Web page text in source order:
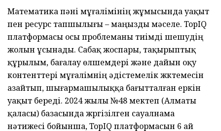
Математика пәні мұғалімінің жұмысында уақыт
пен ресурс тапшылығы – маңызды мәселе. TopIQ
платформасы осы проблеманы тиімді шешудің
жолын ұсынады. Сабақ жоспары, тақырыптық
құрылым, бағалау өлшемдері және дайын оқу
контенттері мұғалімнің әдістемелік жүктемесін
азайтып, шығармашылыққа бағытталған еркін
уақыт береді. 2024 жылы №48 мектеп (Алматы
қаласы) базасында жүргізілген сауалнама
нәтижесі бойынша, TopIQ платформасын 6 ай